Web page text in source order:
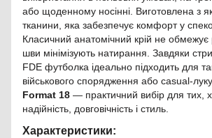
або щоденному носінні. Виготовлена з
тканини, яка забезпечує комфорт у
Класичний анатомічний крій не обмежує
шви мінімізують натирання. Завдяки
FDE футболка ідеально підходить для
військового спорядження або casual-луку.
Format 18 — практичний вибір для тих,
надійність, довговічність і стиль.
Характеристики: